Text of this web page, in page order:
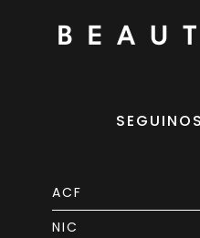
ACF
NIC